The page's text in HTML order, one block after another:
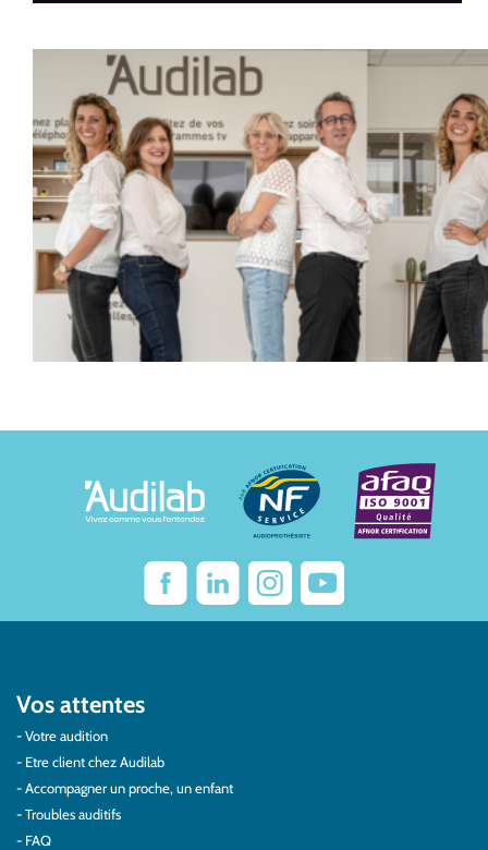
Vos attentes
Votre audition
Etre client chez Audilab
Accompagner un proche, un enfant
Troubles auditifs
FAQ